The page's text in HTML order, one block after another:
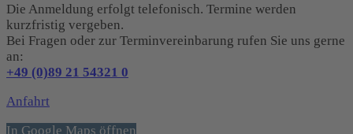
Die Anmeldung erfolgt telefonisch. Termine werden
kurzfristig vergeben.
Bei Fragen oder zur Terminvereinbarung rufen Sie uns gerne
an:
+49 (0)89 21 54321 0
Anfahrt
In Google Maps öffnen